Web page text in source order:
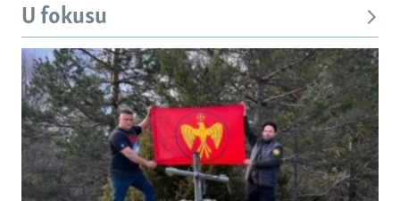
U fokusu